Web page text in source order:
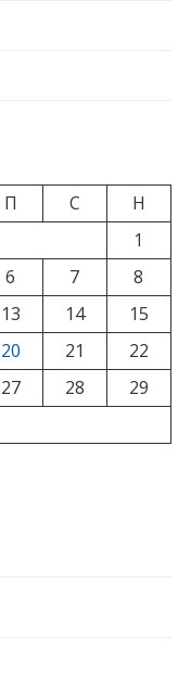
П С
Н
1
6 7
8
13 14
15
20 21
22
27 28
29